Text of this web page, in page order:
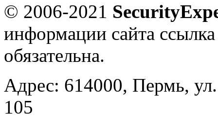
© 2006-2021
информации сайта
обязательна.
Адрес: 614000, Пермь,
105